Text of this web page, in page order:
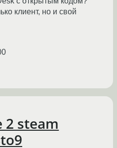
клиент, но и свой
2 steam